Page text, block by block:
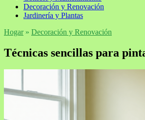
Decoración y Renovación
Jardinería y Plantas
Hogar» Decoración y Renovación
Técnicas sencillas para